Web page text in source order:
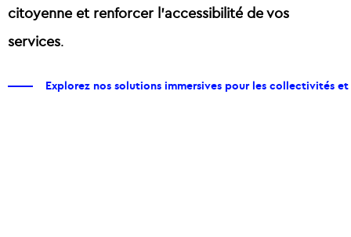
citoyenne et renforcer l’accessibilité de vos
services.
Explorez nos solutions immersives pour les collectivités